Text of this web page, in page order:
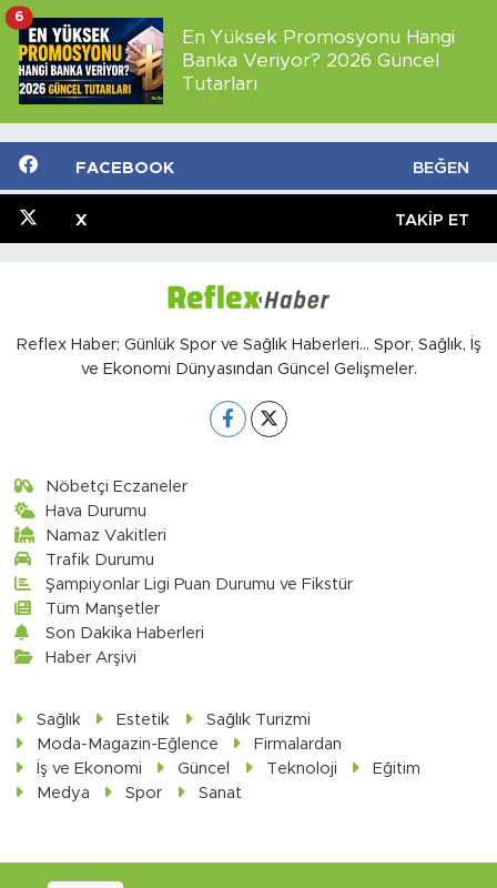
En Yüksek Promosyonu Hangi
Banka Veriyor? 2026 Güncel
Tutarları
6
FACEBOOK BEĞEN
X TAKIP ET
Reflex Haber; Günlük Spor ve Sağlık Haberleri... Spor, Sağlık, İş
ve Ekonomi Dünyasından Güncel Gelişmeler.
Nöbetçi Eczaneler
Hava Durumu
Namaz Vakitleri
Trafik Durumu
Şampiyonlar Ligi Puan Durumu ve Fikstür
Tüm Manşetler
Son Dakika Haberleri
Haber Arşivi
Sağlık Estetik
Sağlık Turizmi
Moda-Magazin-Eğlence
Firmalardan
İş ve Ekonomi
Güncel Teknoloji
Eğitim
Medya
Spor Sanat